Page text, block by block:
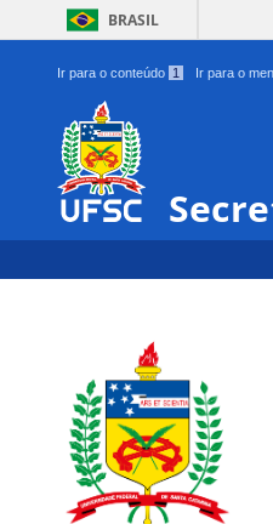
BRASIL
Ir para o conteúdo 1 Ir para o